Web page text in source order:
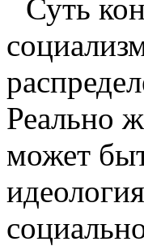
Суть
Реально
может